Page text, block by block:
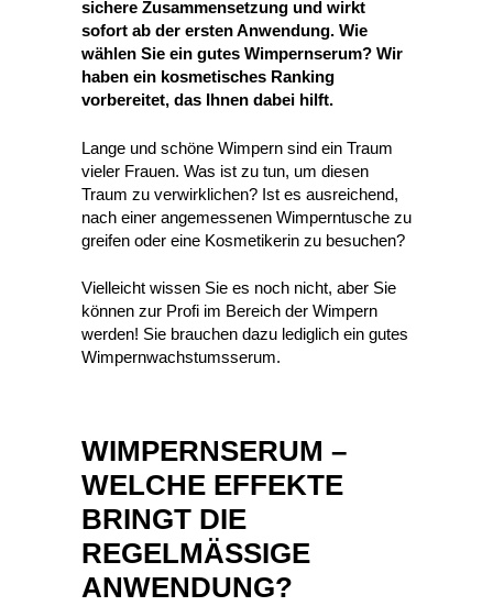
sichere Zusammensetzung und wirkt
sofort ab der ersten Anwendung. Wie
wählen Sie ein gutes Wimpernserum? Wir
haben ein kosmetisches Ranking
vorbereitet, das Ihnen dabei hilft.
Lange und schöne Wimpern sind ein Traum
vieler Frauen. Was ist zu tun, um diesen
Traum zu verwirklichen? Ist es ausreichend,
nach einer angemessenen Wimperntusche zu
greifen oder eine Kosmetikerin zu besuchen?
Vielleicht wissen Sie es noch nicht, aber Sie
können zur Profi im Bereich der Wimpern
werden! Sie brauchen dazu lediglich ein gutes
Wimpernwachstumsserum.
WIMPERNSERUM –
WELCHE EFFEKTE
BRINGT DIE
REGELMÄSSIGE
ANWENDUNG?